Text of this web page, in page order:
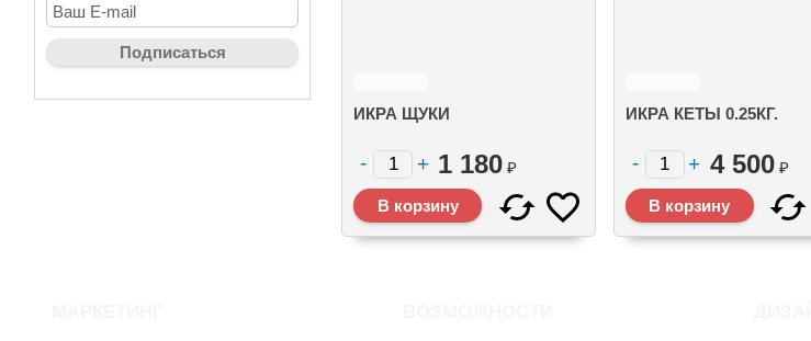
ИКРА ЩУКИ
1 180 ₽
ИКРА КЕТЫ 0.25КГ.
4 500 ₽